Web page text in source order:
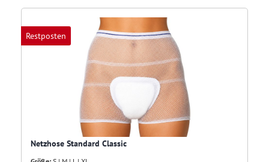
Restposten
Netzhose Standard Classic